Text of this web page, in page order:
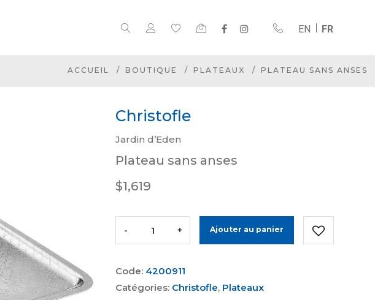
EN FR
ACCUEIL BOUTIQUE PLATEAUX PLATEAU SANS ANSES
Christofle
Jardin d’Eden
Plateau sans anses
$1,619
- + Ajouter au panier
Code: 4200911
Catégories: Christofle, Plateaux